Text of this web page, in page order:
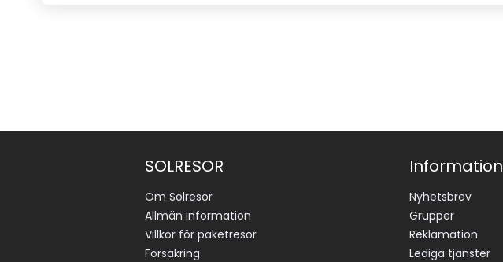
SOLRESOR
Om Solresor
Allmän information
Villkor för paketresor
Försäkring
Information
Nyhetsbrev
Grupper
Reklamation
Lediga tjänster